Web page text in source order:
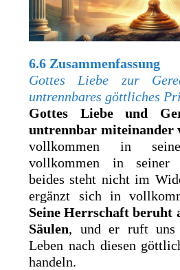
6.6 Zusammenfassung
Gottes Liebe zur
untrennbares göttliches
Gottes Liebe und
untrennbar miteinander
vollkommen in
vollkommen in seiner
beides steht nicht im
ergänzt sich in
Seine Herrschaft beruht
Säulen, und er ruft uns
Leben nach diesen
handeln.